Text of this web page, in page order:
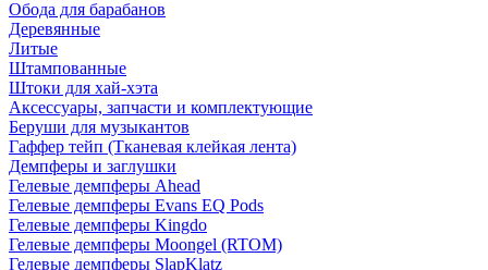
Обода для барабанов
Деревянные
Литые
Штампованные
Штоки для хай-хэта
Аксессуары, запчасти и комплектующие
Беруши для музыкантов
Гаффер тейп (Тканевая клейкая лента)
Демпферы и заглушки
Гелевые демпферы Ahead
Гелевые демпферы Evans EQ Pods
Гелевые демпферы Kingdo
Гелевые демпферы Moongel (RTOM)
Гелевые демпферы SlapKlatz